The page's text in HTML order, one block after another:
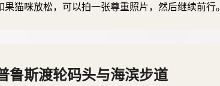
果猫咪放松，可以拍一张尊重照片，然后继续前行。
鲁斯渡轮码头与海滨步道